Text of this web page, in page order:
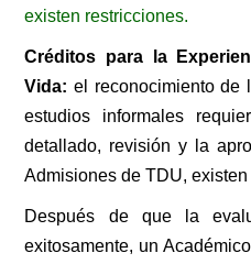
existen restricciones.
Créditos para la
Vida: el reconocimiento de
estudios informales
detallado, revisión y la
Admisiones de TDU,
Después de que la
exitosamente, un